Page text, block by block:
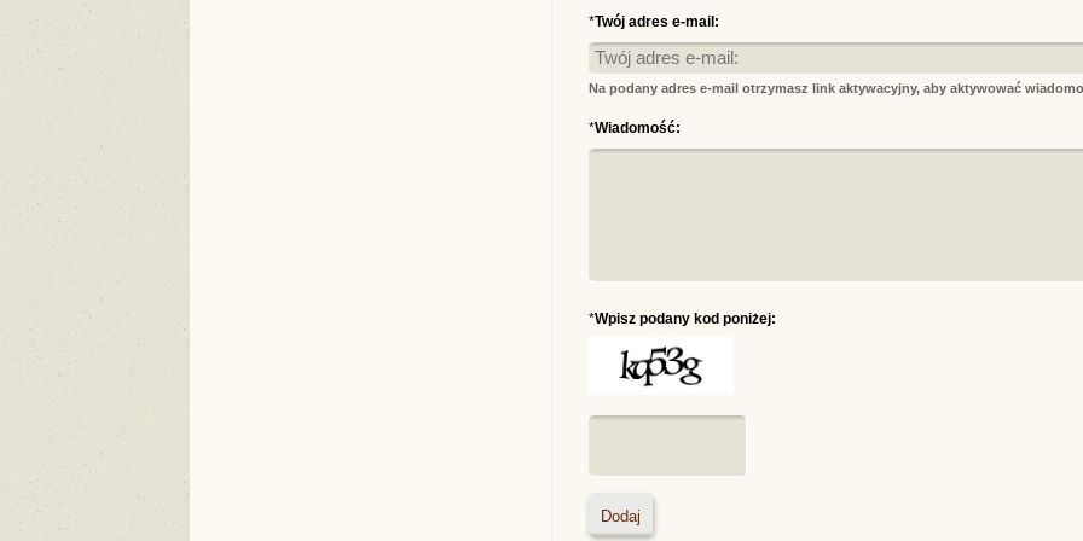
*Twój adres e-mail:
Na podany adres e-mail otrzymasz link aktywacyjny, aby aktywować
*Wiadomość:
*Wpisz podany kod poniżej: